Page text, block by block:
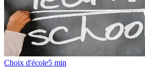
Choix d'école5 min